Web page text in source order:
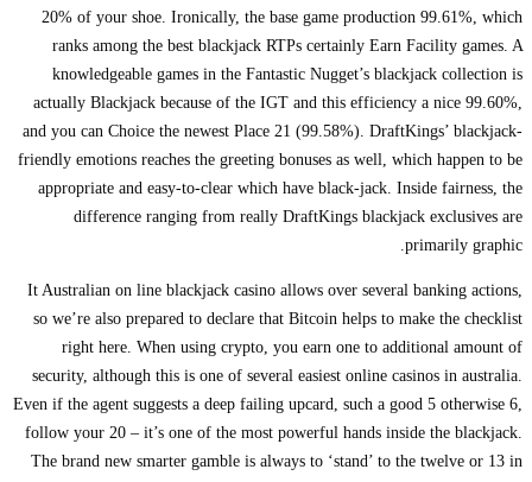
20% of your shoe. Ironically, the base game production 99.61%, which
ranks among the best blackjack RTPs certainly Earn Facility games. A
knowledgeable games in the Fantastic Nugget’s blackjack collection is
actually Blackjack because of the IGT and this efficiency a nice 99.60%,
and you can Choice the newest Place 21 (99.58%). DraftKings’ blackjack-
friendly emotions reaches the greeting bonuses as well, which happen to be
appropriate and easy-to-clear which have black-jack. Inside fairness, the
difference ranging from really DraftKings blackjack exclusives are
primarily graphic.
It Australian on line blackjack casino allows over several banking actions,
so we’re also prepared to declare that Bitcoin helps to make the checklist
right here. When using crypto, you earn one to additional amount of
security, although this is one of several easiest online casinos in australia.
Even if the agent suggests a deep failing upcard, such a good 5 otherwise 6,
follow your 20 – it’s one of the most powerful hands inside the blackjack.
The brand new smarter gamble is always to ‘stand’ to the twelve or 13 in